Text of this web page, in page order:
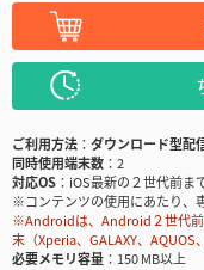
ご利用方法
ダウンロード型配
同時使用端末数
2
対応OS
iOS最新の２世代前ま
※コンテンツの使用にあたり、
※Androidは、Android２世代前
末（Xperia、GALAXY、
必要メモリ容量
150 MB以上